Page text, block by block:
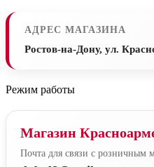
АДРЕС МАГАЗИНА
Ростов-на-Дону, ул.
Режим работы
Магазин
Почта для связи с розничным